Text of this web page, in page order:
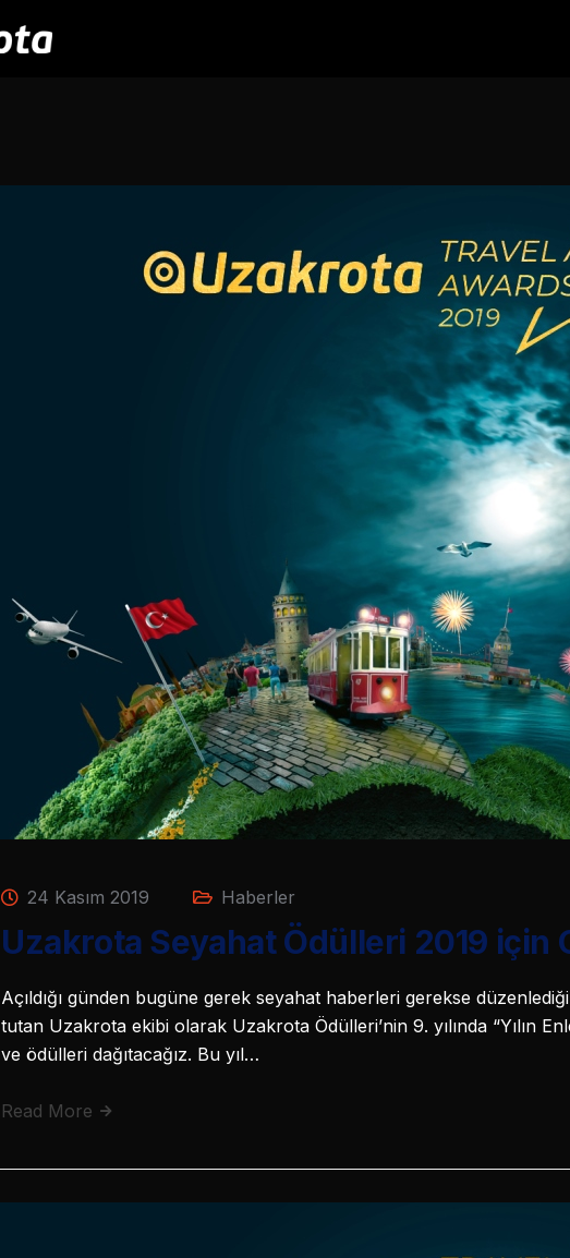
24 Kasım 2019 Haberler
Uzakrota Seyahat Ödülleri 2019 için
Açıldığı günden bugüne gerek seyahat haberleri gerekse
tutan Uzakrota ekibi olarak Uzakrota Ödülleri’nin 9. yılında “Yılın
ve ödülleri dağıtacağız. Bu yıl…
Read More